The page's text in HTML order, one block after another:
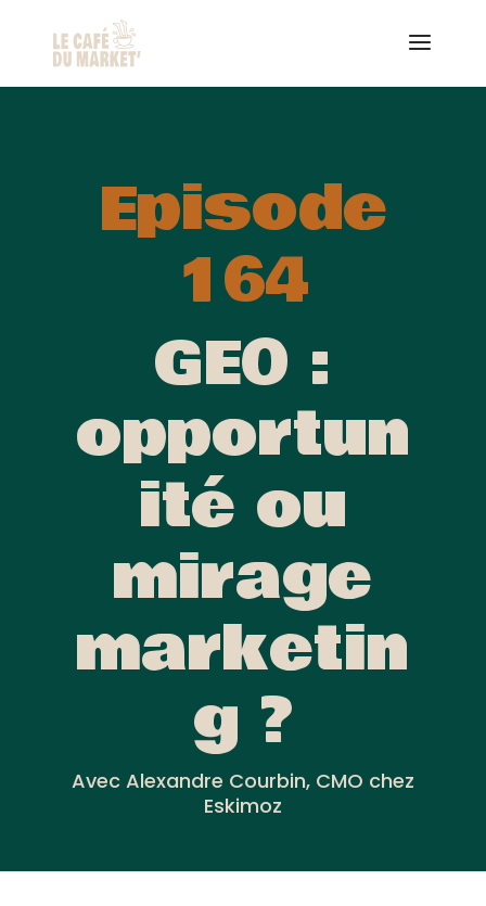
Episode
164
GEO :
opportun
ité ou
mirage
marketin
g ?
Avec Alexandre Courbin, CMO chez
Eskimoz